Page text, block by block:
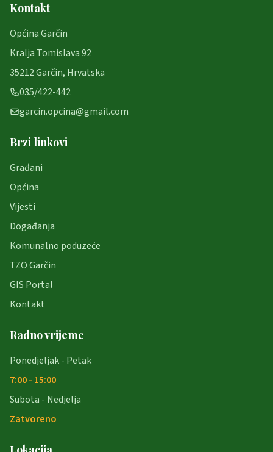
Kontakt
Općina Garčin
Kralja Tomislava 92
35212 Garčin, Hrvatska
035/422-442
garcin.opcina@gmail.com
Brzi linkovi
Građani
Općina
Vijesti
Događanja
Komunalno poduzeće
TZO Garčin
GIS Portal
Kontakt
Radno vrijeme
Ponedjeljak - Petak
7:00 - 15:00
Subota - Nedjelja
Zatvoreno